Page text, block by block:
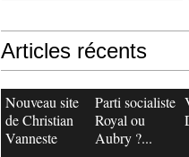
Articles récents
Nouveau site
de Christian
Vanneste
Parti socialiste :
Royal ou
Aubry ?...